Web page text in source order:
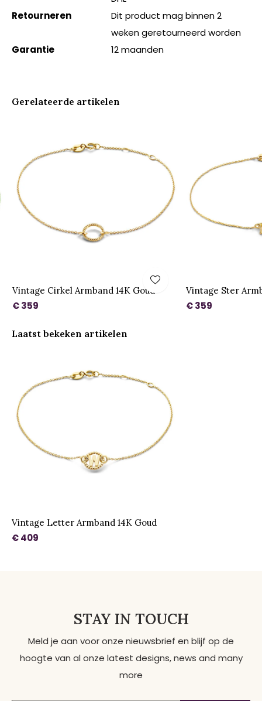
Retourneren
Dit product mag binnen 2
weken geretourneerd worden
Garantie
12 maanden
Gerelateerde artikelen
Vintage Cirkel Armband 14K Goud
€ 359
Vintage Ster
€ 359
Laatst bekeken artikelen
Vintage Letter Armband 14K Goud
€ 409
STAY IN TOUCH
Meld je aan voor onze nieuwsbrief en blijf op de
hoogte van al onze latest designs, news and many
more